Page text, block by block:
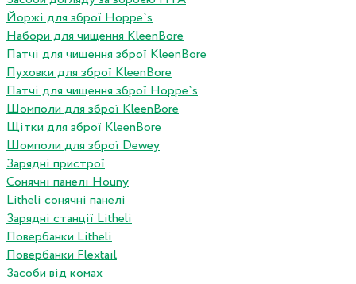
Йоржі для зброї Hoppe`s
Набори для чищення KleenBore
Патчі для чищення зброї KleenBore
Пуховки для зброї KleenBore
Патчі для чищення зброї Hoppe`s
Шомполи для зброї KleenBore
Щітки для зброї KleenBore
Шомполи для зброї Dewey
Зарядні пристрої
Сонячні панелі Houny
Litheli сонячні панелі
Зарядні станції Litheli
Повербанки Litheli
Повербанки Flextail
Засоби від комах